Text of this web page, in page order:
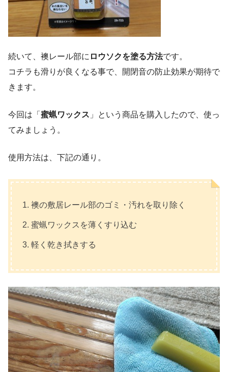
続いて、襖レール部に ロウソクを塗る方法です。
コチラも滑りが良くなる事で、開閉音の防止効果が期待で
きます。
今回は「 蜜蝋ワックス 」という商品を購入したので、使っ
てみましょう。
使用方法は、下記の通り。
襖の敷居レール部のゴミ・汚れを取り除く
蜜蝋ワックスを薄くすり込む
軽く乾き拭きする